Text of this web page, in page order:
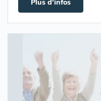
Plus d'infos